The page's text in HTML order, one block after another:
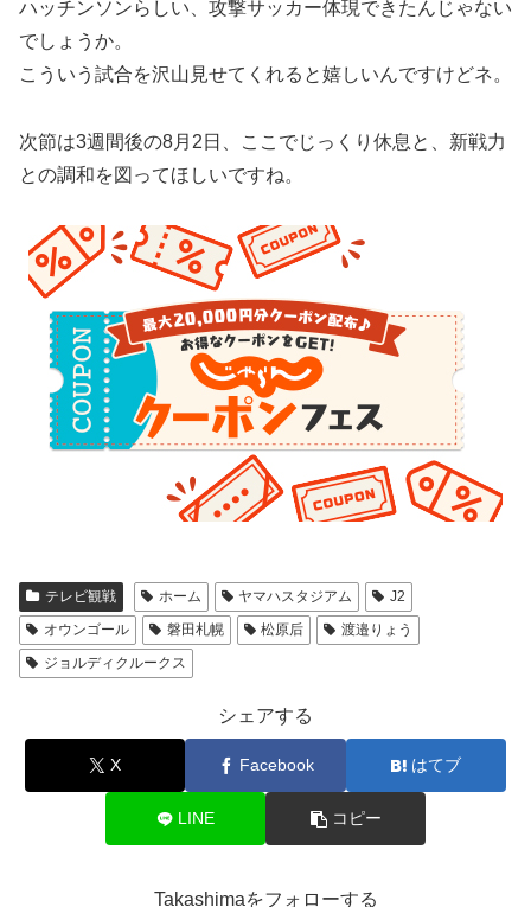
ハッチンソンらしい、攻撃サッカー体現できたんじゃない
でしょうか。
こういう試合を沢山見せてくれると嬉しいんですけどネ。
次節は3週間後の8月2日、ここでじっくり休息と、新戦力
との調和を図ってほしいですね。
テレビ観戦 ホーム ヤマハスタジアム
J2
オウンゴール
磐田札幌 松原后
渡邉りょう
ジョルディクルークス
シェアする
X Facebook はてブ
LINE コピー
Takashimaをフォローする